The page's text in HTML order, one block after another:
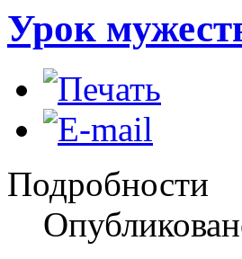
Урок
Подробности